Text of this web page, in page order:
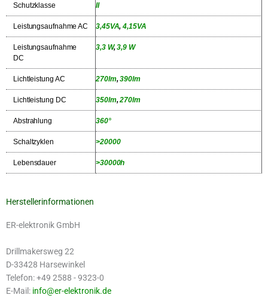
Schutzklasse II
Leistungsaufnahme AC 3,45VA,4,15VA
Leistungsaufnahme
DC
3,3 W,3,9 W
Lichtleistung AC 270lm,390lm
Lichtleistung DC 350lm,270lm
Abstrahlung 360°
Schaltzyklen >20000
Lebensdauer >30000h
Herstellerinformationen
ER-elektronik GmbH
Drillmakersweg 22
D-33428 Harsewinkel
Telefon: +49 2588 - 9323-0
E-Mail: info@er-elektronik.de